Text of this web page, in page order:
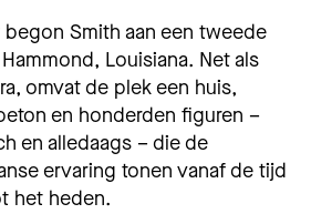
Smith aan een tweede
Louisiana. Net als
omvat de plek een huis,
en honderden figuren –
en alledaags – die de
ervaring tonen vanaf de tijd
het heden.